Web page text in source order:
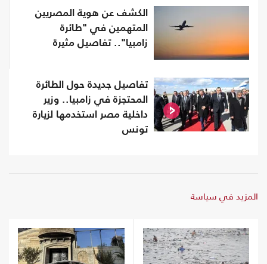
الكشف عن هوية المصريين
المتهمين في "طائرة
زامبيا".. تفاصيل مثيرة
تفاصيل جديدة حول الطائرة
المحتجزة في زامبيا.. وزير
داخلية مصر استخدمها لزيارة
تونس
المزيد في سياسة